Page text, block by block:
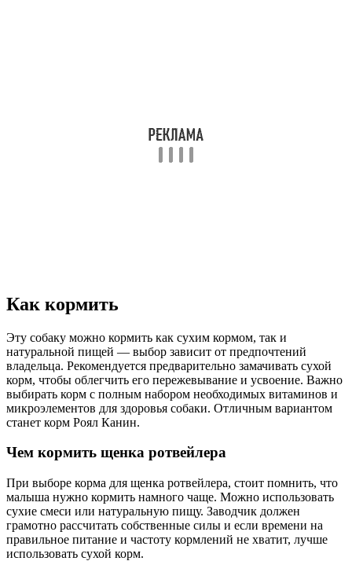
Как кормить
Эту собаку можно кормить как сухим кормом, так и
натуральной пищей — выбор зависит от предпочтений
владельца. Рекомендуется предварительно замачивать сухой
корм, чтобы облегчить его пережевывание и усвоение. Важно
выбирать корм с полным набором необходимых витаминов и
микроэлементов для здоровья собаки. Отличным вариантом
станет корм Роял Канин.
Чем кормить щенка ротвейлера
При выборе корма для щенка ротвейлера, стоит помнить, что
малыша нужно кормить намного чаще. Можно использовать
сухие смеси или натуральную пищу. Заводчик должен
грамотно рассчитать собственные силы и если времени на
правильное питание и частоту кормлений не хватит, лучше
использовать сухой корм.